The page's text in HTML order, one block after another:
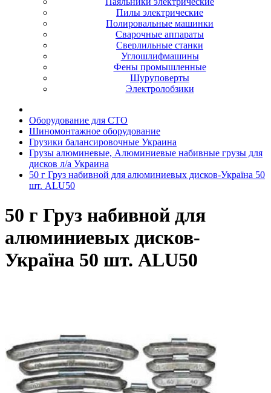
Пилы электрические
Полировальные машинки
Сварочные аппараты
Сверлильные станки
Углошлифмашины
Фены промышленные
Шуруповерты
Электролобзики
Oбopудoвaниe для CTO
Шиномонтажное оборудование
Грузики балансировочные Украина
Грузы алюминевые, Алюминиевые набивные грузы для
дисков л/а Украина
50 г Груз набивной для алюминиевых дисков-Україна 50
шт. ALU50
50 г Груз набивной для
алюминиевых дисков-
Україна 50 шт. ALU50